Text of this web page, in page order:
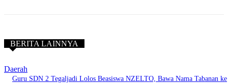
BERITA LAINNYA
Daerah
Guru SDN 2 Tegaljadi Lolos Beasiswa NZELTO, Bawa Nama Tabanan ke